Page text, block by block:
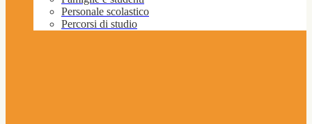
Personale scolastico
Percorsi di studio